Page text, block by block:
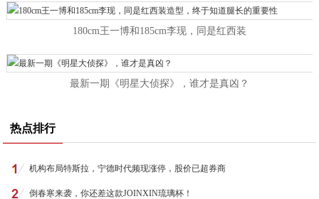
180cm王一博和185cm李现，同是红西装
最新一期《明星大侦探》，谁才是真凶？
热点排行
机构布局特斯拉，宁德时代频现涨停，股价已超券商
倒春寒来袭，你还差这款JOINXIN琉璃杯！